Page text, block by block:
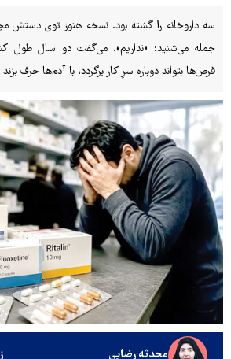
سه داروخانه را گشته بود. نسخه هنوز توی دستش
جمله می‌شنید: «نداریم». می‌گفت دو سال طول
قرص‌ها بتواند دوباره سرِ کار برگردد، با آدم‌ها حرف